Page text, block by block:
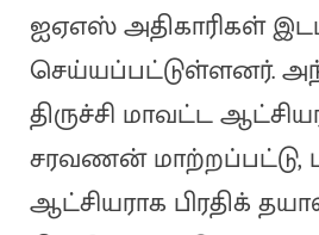
ஐஏஎஸ் அதிகாரிகள்
செய்யப்பட்டுள்ளனர்.
திருச்சி மாவட்ட
சரவணன் மாற்றப்பட்டு,
ஆட்சியராக பிரதிக்